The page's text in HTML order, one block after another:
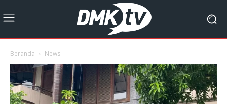
Beranda News